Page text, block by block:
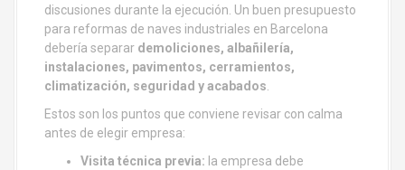
discusiones durante la ejecución. Un buen presupuesto
para reformas de naves industriales en Barcelona
debería separar demoliciones, albañilería,
instalaciones, pavimentos, cerramientos,
climatización, seguridad y acabados.
Estos son los puntos que conviene revisar con calma
antes de elegir empresa:
Visita técnica previa: la empresa debe